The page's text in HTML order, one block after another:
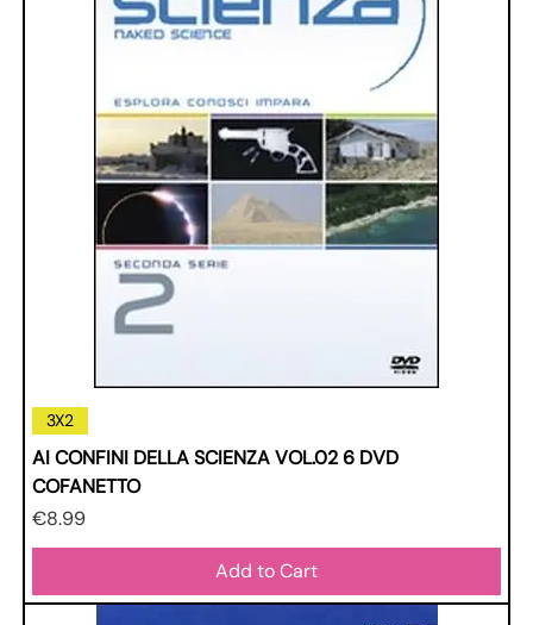
3X2
AI CONFINI DELLA SCIENZA VOL.02 6 DVD
COFANETTO
Price
€8.99
Add to Cart